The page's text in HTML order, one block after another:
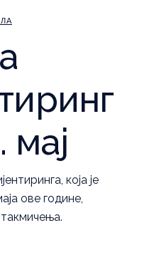
мај
која је
ове године,